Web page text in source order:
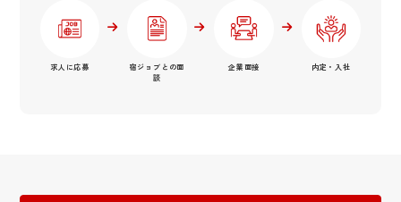
求人に応募
宿ジョブとの面
談
企業面接 内定・入社